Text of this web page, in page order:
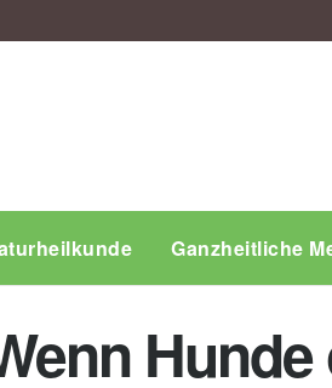
Ganzheitliche